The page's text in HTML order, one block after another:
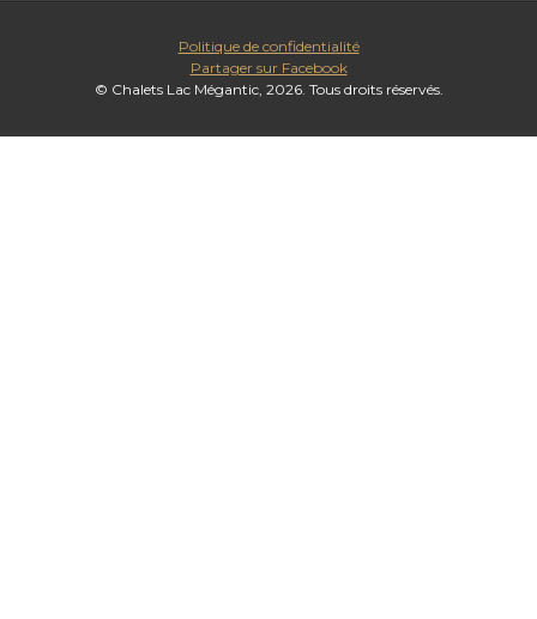
© Chalets Lac Mégantic, 2026. Tous droits réservés.
Politique de confidentialité
Partager sur Facebook